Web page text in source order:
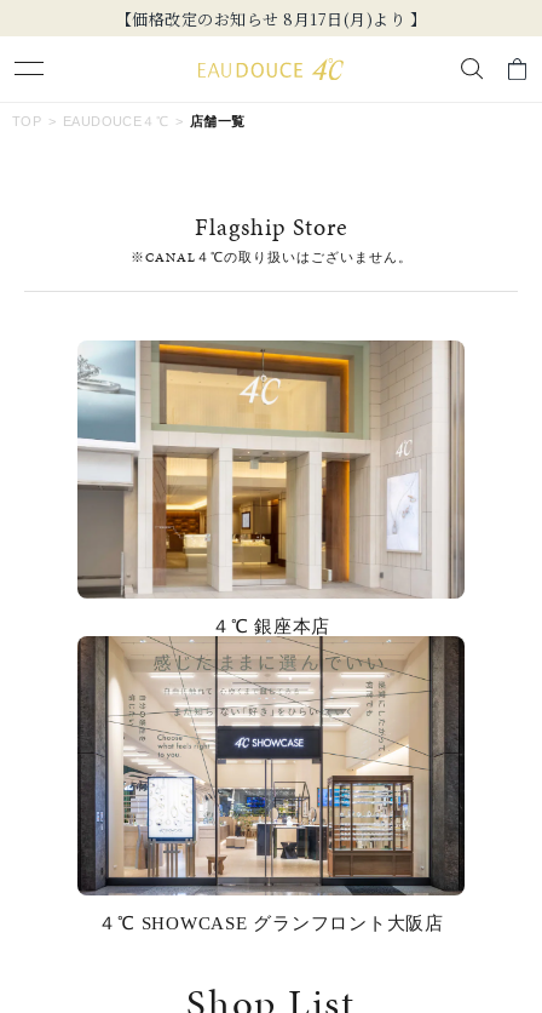
【価格改定のお知らせ 8月17日(月)より 】
#ダイヤモンド ネックレス
EAU DOUCE４℃
カテゴリー すべてのジュエリー
ファッションテイスト
着用シーン
TOP EAUDOUCE４℃ 店舗一覧
Flagship Store
※CANAL４℃の取り扱いはございません。
４℃ 銀座本店
４℃ SHOWCASE グランフロント大阪店